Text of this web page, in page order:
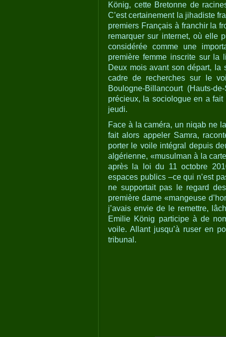
König, cette Bretonne de
C’est certainement la jihadiste
premiers Français à franchir la
remarquer sur internet, où elle
considérée comme une
première femme inscrite sur la
Deux mois avant son départ, la
cadre de recherches sur le
Boulogne-Billancourt (Hauts-
précieux, la sociologue en a fait
jeudi.
Face à la caméra, un niqab ne
fait alors appeler Samra,
porter le voile intégral depuis
algérienne, «musulman à la
après la loi du 11 octobre
espaces publics –ce qui n’est
ne supportait pas le regard
première dame «mangeuse
j’avais envie de le remettre,
Emilie König participe à de
voile. Allant jusqu’à ruser en
tribunal.